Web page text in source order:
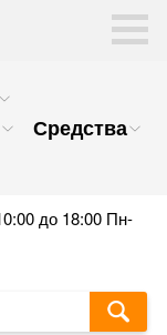
Средства
до 18:00 Пн-